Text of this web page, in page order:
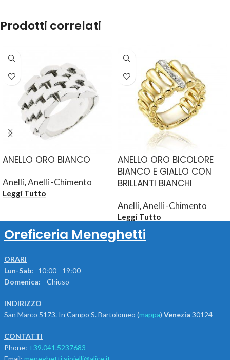
Prodotti correlati
ANELLO ORO BIANCO
Anelli,Anelli -Chimento
Leggi Tutto
ANELLO ORO BICOLORE
BIANCO E GIALLO CON
BRILLANTI BIANCHI
Anelli,Anelli -Chimento
Leggi Tutto
Oreficeria Meneghetti
ORARI
Lun-Sab: 10:00 - 19:00
Domenica:
Chiuso
INDIRIZZO
San Marco 5173. In Campo S. Bartolomeo (mappa) Venezia 30124
CONTATTI
Phone: +39.041.5237683